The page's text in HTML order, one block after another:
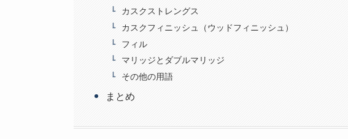
カスクストレングス
カスクフィニッシュ（ウッドフィニッシュ）
フィル
マリッジとダブルマリッジ
その他の用語
まとめ